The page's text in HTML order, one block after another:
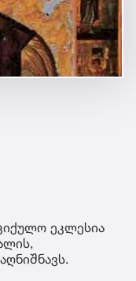
ეკლესია